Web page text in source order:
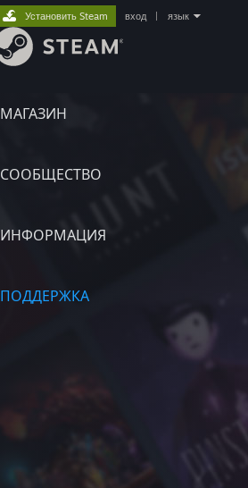
МАГАЗИН
СООБЩЕСТВО
ИНФОРМАЦИЯ
ПОДДЕРЖКА
Установить Steam вход язык